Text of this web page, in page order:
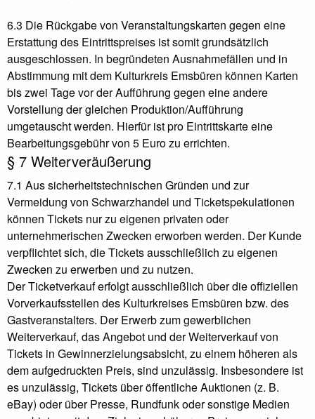
6.3 Die Rückgabe von Veranstaltungskarten gegen eine
Erstattung des Eintrittspreises ist somit grundsätzlich
ausgeschlossen. In begründeten Ausnahmefällen und in
Abstimmung mit dem Kulturkreis Emsbüren können Karten
bis zwei Tage vor der Aufführung gegen eine andere
Vorstellung der gleichen Produktion/Aufführung
umgetauscht werden. Hierfür ist pro Eintrittskarte eine
Bearbeitungsgebühr von 5 Euro zu errichten.
§ 7 Weiterveräußerung
7.1 Aus sicherheitstechnischen Gründen und zur
Vermeidung von Schwarzhandel und Ticketspekulationen
können Tickets nur zu eigenen privaten oder
unternehmerischen Zwecken erworben werden. Der Kunde
verpflichtet sich, die Tickets ausschließlich zu eigenen
Zwecken zu erwerben und zu nutzen.
Der Ticketverkauf erfolgt ausschließlich über die offiziellen
Vorverkaufsstellen des Kulturkreises Emsbüren bzw. des
Gastveranstalters. Der Erwerb zum gewerblichen
Weiterverkauf, das Angebot und der Weiterverkauf von
Tickets in Gewinnerzielungsabsicht, zu einem höheren als
dem aufgedruckten Preis, sind unzulässig. Insbesondere ist
es unzulässig, Tickets über öffentliche Auktionen (z. B.
eBay) oder über Presse, Rundfunk oder sonstige Medien